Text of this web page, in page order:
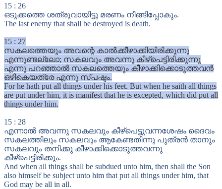
15 : 26
ഒടുക്കത്തെ ശത്രുവായിട്ടു മരണം നീങ്ങിപ്പോകും.
The last enemy that shall be destroyed is death.
15 : 27
സകലത്തെയും അവന്റെ കാൽക്കീഴാക്കിയിരിക്കുന്നു
എന്നുണ്ടല്ലോ; സകലവും അവന്നു കീഴ്പെട്ടിരിക്കുന്നു
എന്നു പറഞ്ഞാൽ സകലത്തെയും കീഴാക്കിക്കൊടുത്തവൻ
ഒഴികെയത്രേ എന്നു സ്പഷ്ടം.
For he hath put all things under his feet. But when he saith all things
are put under him, it is manifest that he is excepted, which did put all
things under him.
15 : 28
എന്നാൽ അവന്നു സകലവും കീഴ്പെട്ടുവന്നശേഷം ദൈവം
സകലത്തിലും സകലവും ആകേണ്ടതിന്നു പുത്രൻ താനും
സകലവും തനിക്കു കീഴാക്കിക്കൊടുത്തവന്നു
കീഴ്പെട്ടിരിക്കും.
And when all things shall be subdued unto him, then shall the Son
also himself be subject unto him that put all things under him, that
God may be all in all.